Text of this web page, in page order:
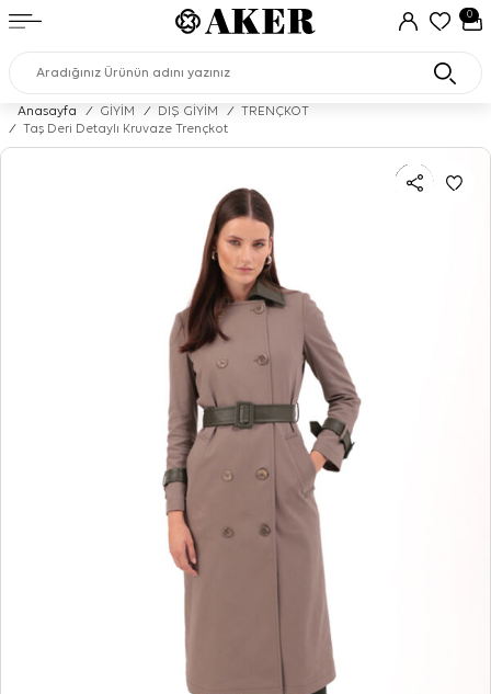
0
Anasayfa / GİYİM / DIŞ GİYİM /
TRENÇKOT
/
Taş Deri Detaylı Kruvaze Trençkot